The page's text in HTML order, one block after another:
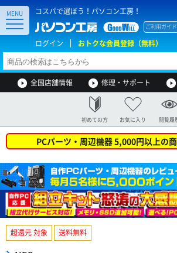
コスパで選ぼう！パソコン工房！
ご利用ガイド
ログイン おトクな会員登録（無料）
MENU
全国店舗情報 修理・サポート
初めての方 お気に入り 閲覧履
PCパーツ・周辺機器 5,000円以上の
超還元 対象 送料無料